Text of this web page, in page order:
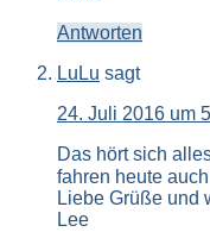
Antworten
LuLu sagt
24. Juli 2016 um
Das hört sich
fahren heute
Liebe Grüße und
Lee